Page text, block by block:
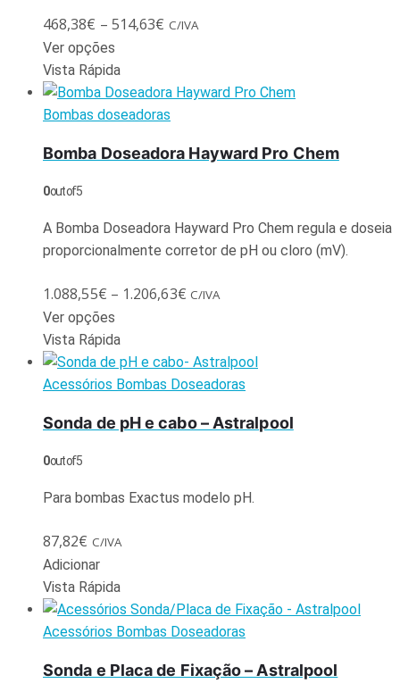
468,38€ – 514,63€ C/IVA
Ver opções
Vista Rápida
Bombas doseadoras
Bomba Doseadora Hayward Pro Chem
0out of 5
A Bomba Doseadora Hayward Pro Chem regula e doseia
proporcionalmente corretor de pH ou cloro (mV).
1.088,55€ – 1.206,63€ C/IVA
Ver opções
Vista Rápida
Acessórios Bombas Doseadoras
Sonda de pH e cabo – Astralpool
0out of 5
Para bombas Exactus modelo pH.
87,82€ C/IVA
Adicionar
Vista Rápida
Acessórios Bombas Doseadoras
Sonda e Placa de Fixação – Astralpool